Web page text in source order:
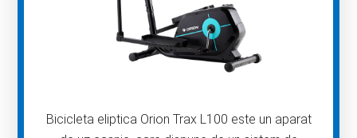
Bicicleta eliptica Orion Trax L100 este un aparat